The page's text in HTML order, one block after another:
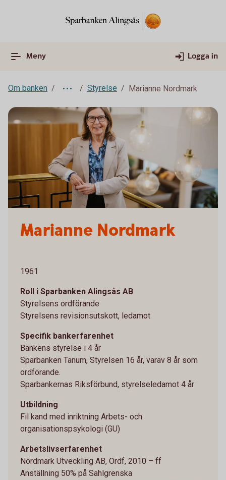
Meny Logga in
Om banken Styrelse Marianne Nordmark
Marianne Nordmark
1961
Roll i Sparbanken Alingsås AB
Styrelsens ordförande
Styrelsens revisionsutskott, ledamot
Specifik bankerfarenhet
Bankens styrelse i 4 år
Sparbanken Tanum, Styrelsen 16 år, varav 8 år som
ordförande.
Sparbankernas Riksförbund, styrelseledamot 4 år
Utbildning
Fil kand med inriktning Arbets- och
organisationspsykologi (GU)
Arbetslivserfarenhet
Nordmark Utveckling AB, Ordf, 2010 – ff
Anställning 50% på Sahlgrenska